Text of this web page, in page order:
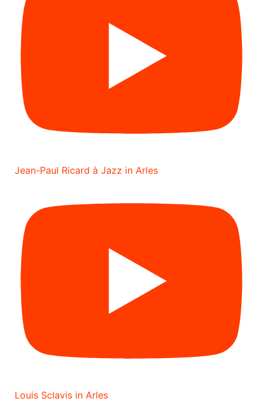
Jean-Paul Ricard à Jazz in Arles
Louis Sclavis in Arles